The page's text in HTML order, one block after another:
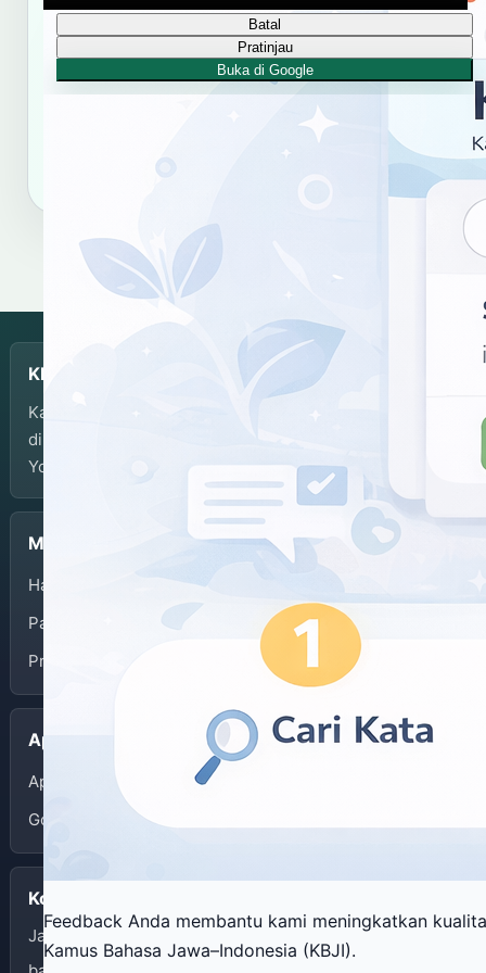
Feedback Anda membantu kami meningkatkan
Kamus Bahasa Jawa–Indonesia (KBJI).
Batal
Pratinjau
Buka di Google
Yogyakarta
Gunakan tautan dan format sitasi ini untuk merujuk
hasil kata "jurag, njurag".
KBJI
Kamus Bahasa Jawa-Indonesia dikembangkan dan
dikelola oleh Balai Bahasa Provinsi Daerah Istimewa
Yogyakarta.
Menu
Halaman Depan
Panduan Penggunaan
Privacy Policy
Aplikasi
App Store
Google Play
Kontak
Jalan I Dewa Nyoman Oka 34 Yogyakarta